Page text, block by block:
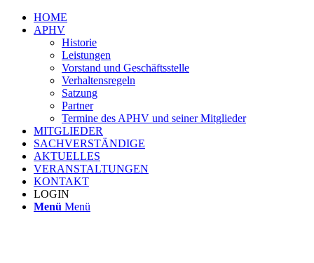
HOME
APHV
Historie
Leistungen
Vorstand und Geschäftsstelle
Verhaltensregeln
Satzung
Partner
Termine des APHV und seiner Mitglieder
MITGLIEDER
SACHVERSTÄNDIGE
AKTUELLES
VERANSTALTUNGEN
KONTAKT
LOGIN
Menü Menü